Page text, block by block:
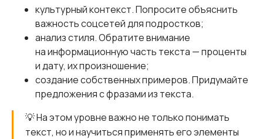
культурный контекст. Попросите объяснить
важность соцсетей для подростков;
анализ стиля. Обратите внимание
на информационную часть текста — проценты
и дату, их произношение;
создание собственных примеров. Придумайте
предложения с фразами из текста.
💡 На этом уровне важно не только понимать
текст, но и научиться применять его элементы